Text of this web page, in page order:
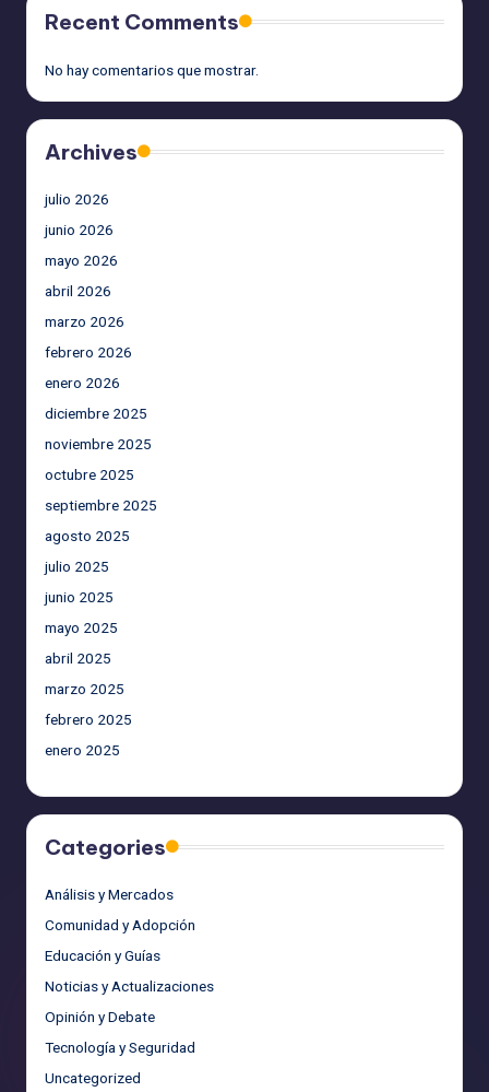
Recent Comments
No hay comentarios que mostrar.
Archives
julio 2026
junio 2026
mayo 2026
abril 2026
marzo 2026
febrero 2026
enero 2026
diciembre 2025
noviembre 2025
octubre 2025
septiembre 2025
agosto 2025
julio 2025
junio 2025
mayo 2025
abril 2025
marzo 2025
febrero 2025
enero 2025
Categories
Análisis y Mercados
Comunidad y Adopción
Educación y Guías
Noticias y Actualizaciones
Opinión y Debate
Tecnología y Seguridad
Uncategorized